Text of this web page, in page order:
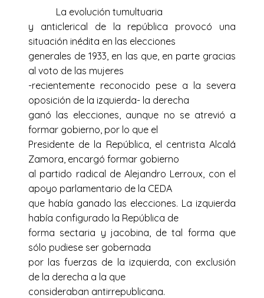
La evolución tumultuaria
y anticlerical de la república provocó una
situación inédita en las elecciones
generales de 1933, en las que, en parte gracias
al voto de las mujeres
-recientemente reconocido pese a la severa
oposición de la izquierda- la derecha
ganó las elecciones, aunque no se atrevió a
formar gobierno, por lo que el
Presidente de la República, el centrista Alcalá
Zamora, encargó formar gobierno
al partido radical de Alejandro Lerroux, con el
apoyo parlamentario de la CEDA
que había ganado las elecciones. La izquierda
había configurado la República de
forma sectaria y jacobina, de tal forma que
sólo pudiese ser gobernada
por las fuerzas de la izquierda, con exclusión
de la derecha a la que
consideraban antirrepublicana.